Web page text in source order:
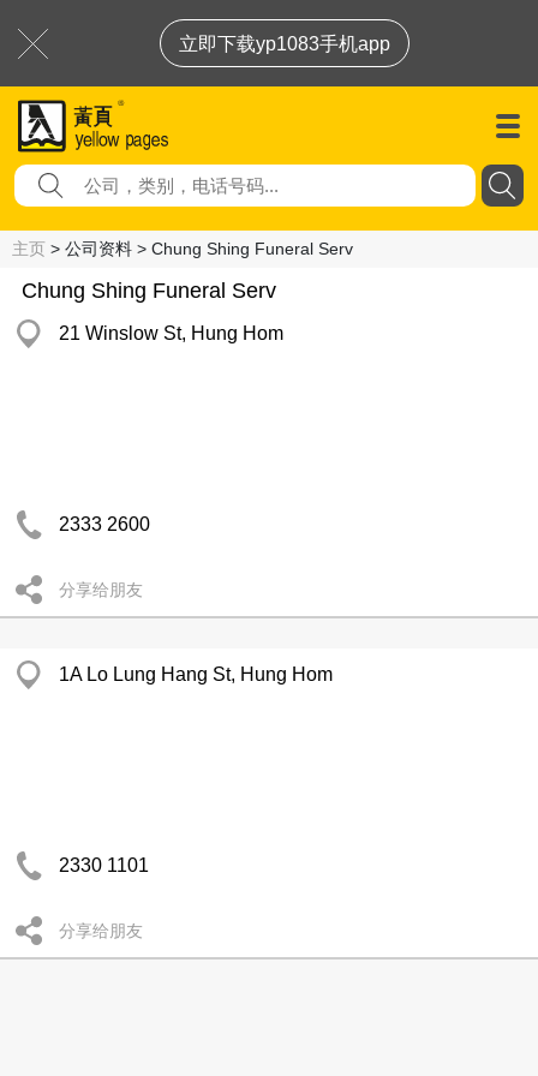
立即下载yp1083手机app
主页 > 公司资料 > Chung Shing Funeral Serv
Chung Shing Funeral Serv
21 Winslow St, Hung Hom
2333 2600
分享给朋友
1A Lo Lung Hang St, Hung Hom
2330 1101
分享给朋友